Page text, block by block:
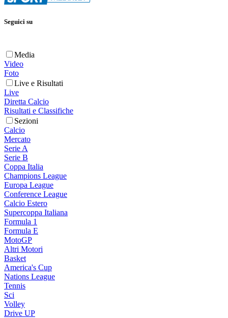
Seguici su
Media
Video
Foto
Live e Risultati
Live
Diretta Calcio
Risultati e Classifiche
Sezioni
Calcio
Mercato
Serie A
Serie B
Coppa Italia
Champions League
Europa League
Conference League
Calcio Estero
Supercoppa Italiana
Formula 1
Formula E
MotoGP
Altri Motori
Basket
America's Cup
Nations League
Tennis
Sci
Volley
Drive UP